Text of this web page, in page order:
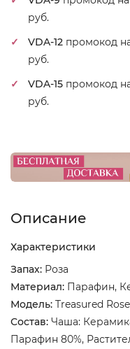
руб.
VDA-12 промокод
руб.
VDA-15 промокод
руб.
Описание
Характеристики
Запах: Роза
Материал: Парафин,
Модель: Treasured Rose
Состав: Чаша:
Парафин 80%,